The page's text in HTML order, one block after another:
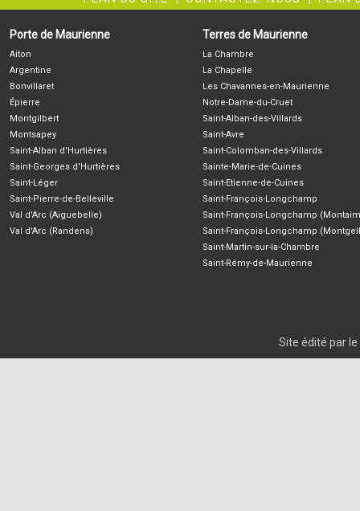
Porte de Maurienne
Aiton
Argentine
Bonvillaret
Épierre
Montgilbert
Montsapey
Saint-Alban d'Hurtières
Saint-Georges d'Hurtières
Saint-Léger
Saint-Pierre-de-Belleville
Val d'Arc (Aiguebelle)
Val d'Arc (Randens)
Terres de Maurienne
La Chambre
La Chapelle
Les Chavannes-en-Maurienne
Notre-Dame-du-Cruet
Saint-Alban-des-Villards
Saint-Avre
Saint-Colomban-des-Villards
Sainte-Marie-de-Cuines
Saint-Etienne-de-Cuines
Saint-François-Longchamp
Saint-François-Longchamp
Saint-François-Longchamp
Saint-Martin-sur-la-Chambre
Saint-Rémy-de-Maurienne
Site édité par